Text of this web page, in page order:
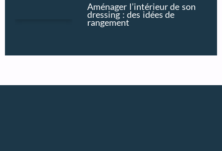
Aménager l’intérieur de son
dressing : des idées de
rangement